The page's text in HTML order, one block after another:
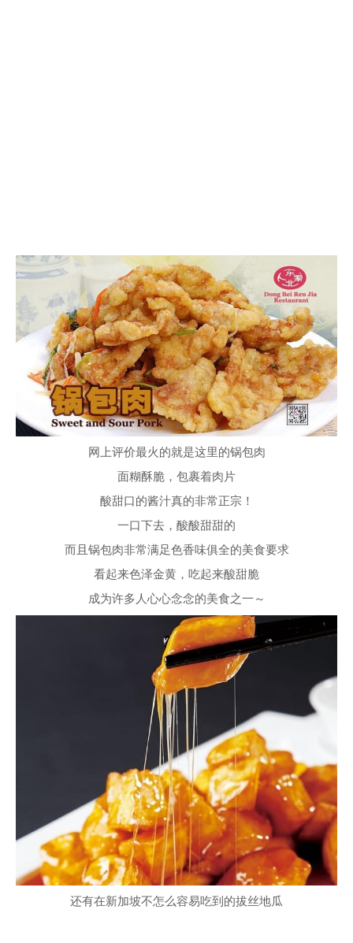
网上评价最火的就是这里的锅包肉
面糊酥脆，包裹着肉片
酸甜口的酱汁真的非常正宗！
一口下去，酸酸甜甜的
而且锅包肉非常满足色香味俱全的美食要求
看起来色泽金黄，吃起来酸甜脆
成为许多人心心念念的美食之一～
还有在新加坡不怎么容易吃到的拔丝地瓜